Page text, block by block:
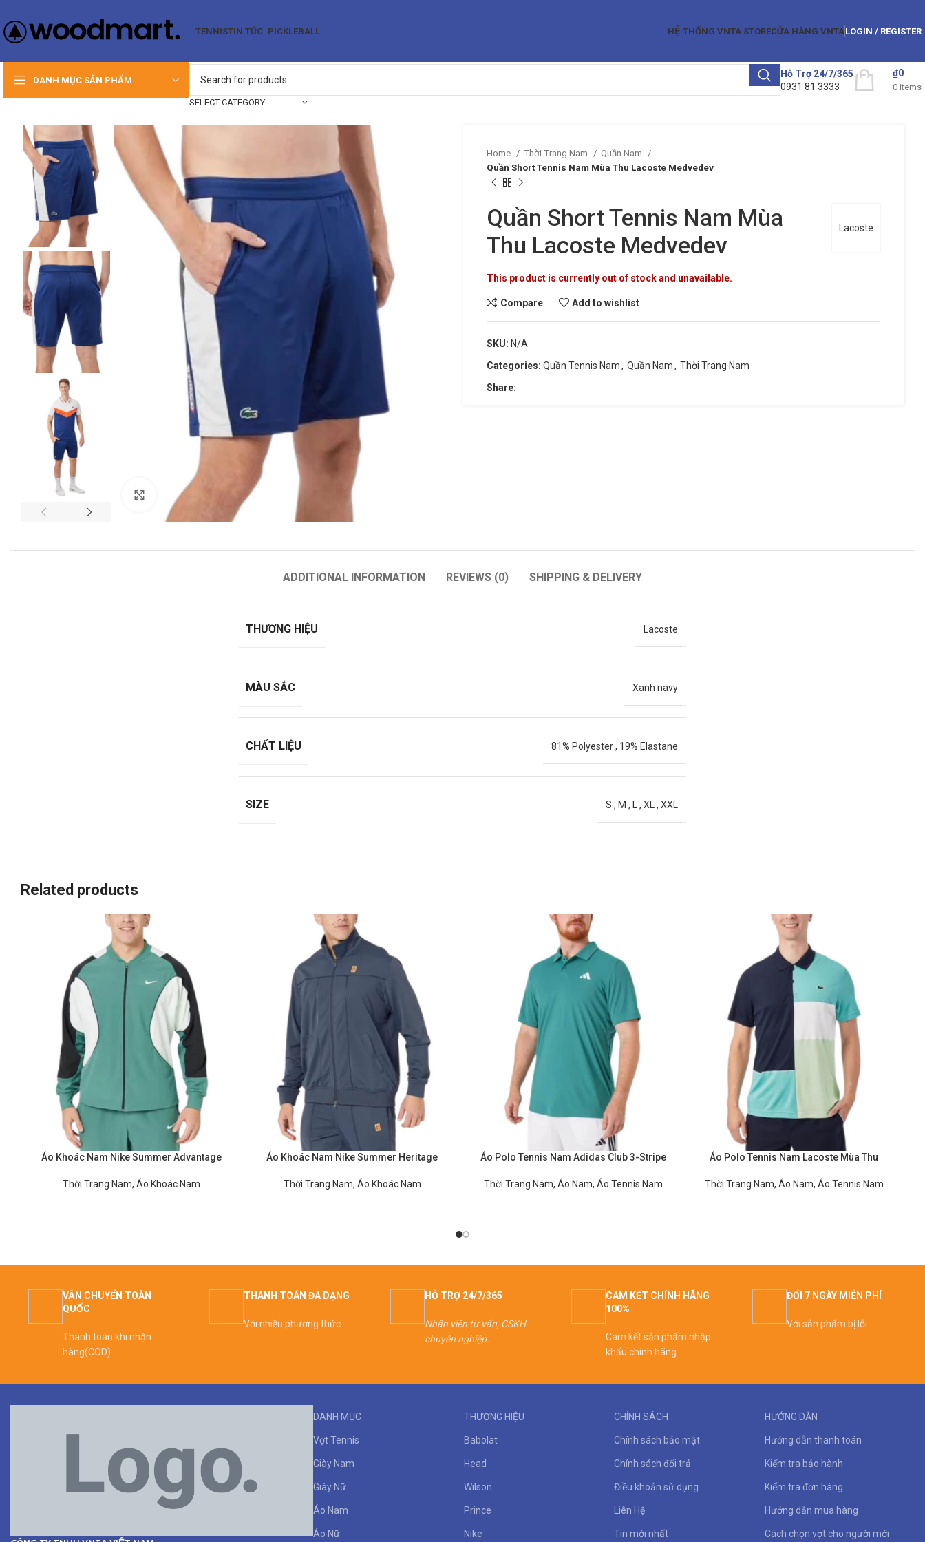
TENNIS
HEAD
Vợt Tennis Radical
Vợt Trẻ Em
Gravity
WILSON
Wilson Blade
Babolat Pure Drive
TIN TỨC PICKLEBALL HỆ THỐNG VNTA STORECỬA HÀNG VNTALOGIN / REGISTER
DANH MỤC SẢN PHẨM
SELECT CATEGORY
Hỗ Trợ 24/7/365
0931 81 3333
0 items
₫0
Click to enlarge
Home Thời Trang Nam
Quần Nam
Quần Short Tennis Nam Mùa Thu Lacoste Medvedev
Lacoste
Quần Short Tennis Nam Mùa
Thu Lacoste Medvedev
This product is currently out of stock and unavailable.
Compare Add to wishlist
SKU: N/A
Categories: Quần Tennis Nam, Quần Nam, Thời Trang Nam
Share:
ADDITIONAL INFORMATION REVIEWS (0) SHIPPING & DELIVERY
THƯƠNG HIỆU Lacoste
MÀU SẮC Xanh navy
CHẤT LIỆU 81% Polyester, 19% Elastane
SIZE S , M , , XL , XXL
Related products
Áo Khoác Nam Nike Summer Advantage
Thời Trang Nam, Áo Khoác Nam
Áo Khoác Nam Nike Summer Heritage
Thời Trang Nam, Áo Khoác Nam
Áo Polo Tennis Nam Adidas Club 3-Stripe
Thời Trang Nam, Áo Nam, Áo Tennis Nam
Áo Polo Tennis Nam Lacoste Mùa Thu
Thời Trang Nam, Áo Nam, Áo Tennis Nam
VẬN CHUYỂN TOÀN
QUỐC
Thanh toán khi nhận
hàng(COD)
THANH TOÁN ĐA DẠNG
Với nhiều phương thức
HỖ TRỢ 24/7/365
Nhân viên tư vấn, CSKH
chuyên nghiệp.
CAM KẾT CHÍNH HÃNG
100%
Cam kết sản phẩm nhập
khẩu chính hãng
ĐỔI 7 NGÀY MIỄN PHÍ
Với sản phẩm bị lỗi
DANH MỤC
Vợt Tennis
Giày Nam
Giày Nữ
Áo Nam
Áo Nữ
THƯƠNG HIỆU
Babolat
Head
Wilson
Prince
Nike
CHÍNH SÁCH
Chính sách bảo mật
Chính sách đổi trả
Điều khoản sử dụng
Liên Hệ
Tin mới nhất
HƯỚNG DẪN
Hướng dẫn thanh toán
Kiểm tra bảo hành
Kiểm tra đơn hàng
Hướng dẫn mua hàng
Cách chọn vợt cho người mới